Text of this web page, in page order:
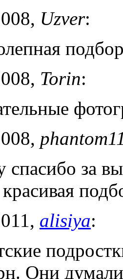
Uzver:
Torin:
спасибо за
alisiya:
Они